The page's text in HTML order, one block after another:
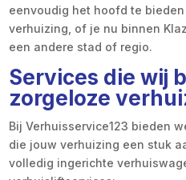
eenvoudig het hoofd te
verhuizing, of je nu binnen
een andere stad of regio.
Services die wij
zorgeloze
Bij Verhuisservice123 bieden
die jouw verhuizing een stuk
volledig ingerichte